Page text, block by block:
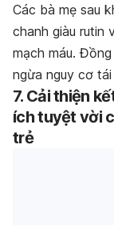
Các bà mẹ sau
chanh giàu rutin
mạch máu.
ngừa nguy cơ
7. Cải thiện
ích tuyệt vời
trẻ